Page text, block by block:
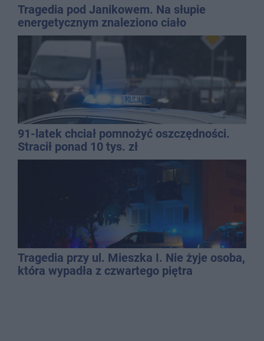
Tragedia pod Janikowem. Na słupie
energetycznym znaleziono ciało
mężczyzny
91-latek chciał pomnożyć oszczędności.
Stracił ponad 10 tys. zł
Tragedia przy ul. Mieszka I. Nie żyje osoba,
która wypadła z czwartego piętra